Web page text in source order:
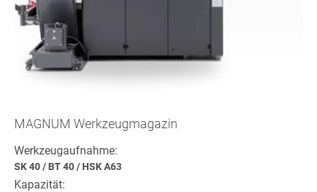
MAGNUM Werkzeugmagazin
Werkzeugaufnahme:
SK 40/ BT 40/ HSK A63
Kapazität: